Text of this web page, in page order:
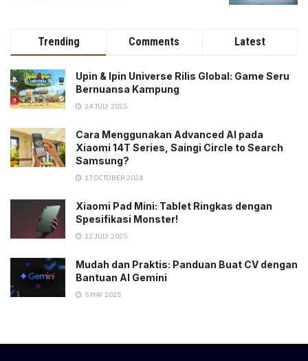
Trending Comments Latest
Upin & Ipin Universe Rilis Global: Game Seru
Bernuansa Kampung
24 JULY 2025
Cara Menggunakan Advanced AI pada
Xiaomi 14T Series, Saingi Circle to Search
Samsung?
17 OCTOBER 2024
Xiaomi Pad Mini: Tablet Ringkas dengan
Spesifikasi Monster!
22 JULY 2025
Mudah dan Praktis: Panduan Buat CV dengan
Bantuan AI Gemini
5 MAY 2025